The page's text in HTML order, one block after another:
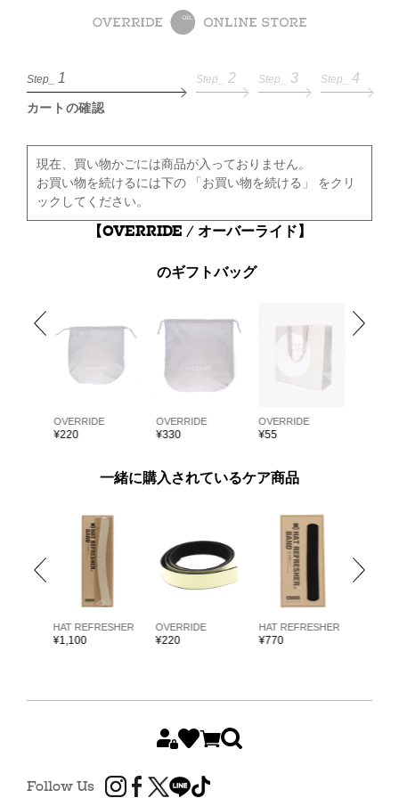
Step_ 1
カートの確認
Step_ 2 Step_ 3 Step_ 4
現在、買い物かごには商品が入っておりません。
お買い物を続けるには下の 「お買い物を続ける」 をクリ
ックしてください。
【OVERRIDE / オーバーライド】
のギフトバッグ
OVERRIDE
¥220
OVERRIDE
¥330
OVERRIDE
¥55
一緒に購入されているケア商品
HAT REFRESHER
¥1,100
OVERRIDE
¥220
HAT REFRESHER
¥770
Follow Us